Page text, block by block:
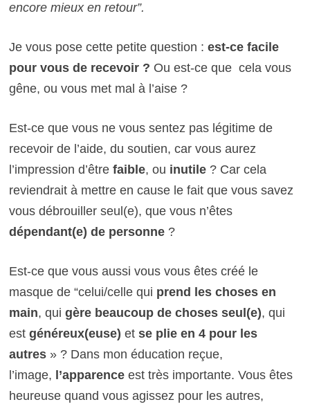
encore mieux en retour”.
Je vous pose cette petite question : est-ce facile
pour vous de recevoir ? Ou est-ce que cela vous
gêne, ou vous met mal à l’aise ?
Est-ce que vous ne vous sentez pas légitime de
recevoir de l’aide, du soutien, car vous aurez
l’impression d’être faible, ou inutile ? Car cela
reviendrait à mettre en cause le fait que vous savez
vous débrouiller seul(e), que vous n’êtes
dépendant(e) de personne?
Est-ce que vous aussi vous vous êtes créé le
masque de “celui/celle qui prend les choses en
main, qui gère beaucoup de choses seul(e), qui
est généreux(euse) et se plie en 4 pour les
autres» ? Dans mon éducation reçue,
l’image, l’apparenceest très importante. Vous êtes
heureuse quand vous agissez pour les autres,